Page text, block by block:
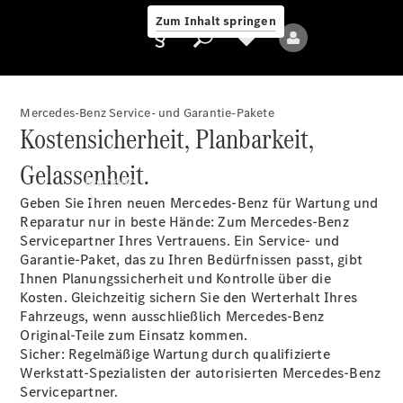
Zum Inhalt springen
Anbieter/Datenschutz
Modelle
Alle Modelle
Neue Modelle
Elektromodelle
Mercedes-Benz Service- und Garantie-Pakete
Kostensicherheit, Planbarkeit,
Gelassenheit.
Geben Sie Ihren neuen Mercedes-Benz für Wartung und
Reparatur nur in beste Hände: Zum Mercedes-Benz
Servicepartner Ihres Vertrauens. Ein Service- und
Garantie-Paket, das zu Ihren Bedürfnissen passt, gibt
Ihnen Planungssicherheit und Kontrolle über die
Kosten. Gleichzeitig sichern Sie den Werterhalt Ihres
Fahrzeugs, wenn ausschließlich Mercedes-Benz
Original-Teile zum Einsatz kommen.
Sicher: Regelmäßige Wartung durch qualifizierte
Werkstatt-Spezialisten der autorisierten Mercedes-Benz
Servicepartner.